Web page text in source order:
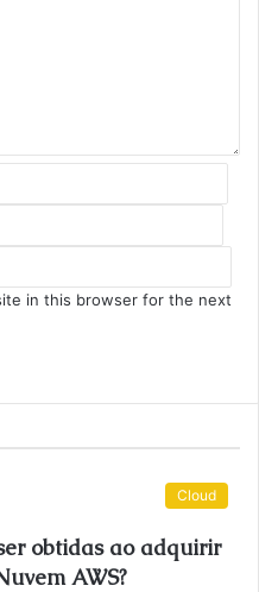
in this browser for the next
Cloud
obtidas ao adquirir
AWS?